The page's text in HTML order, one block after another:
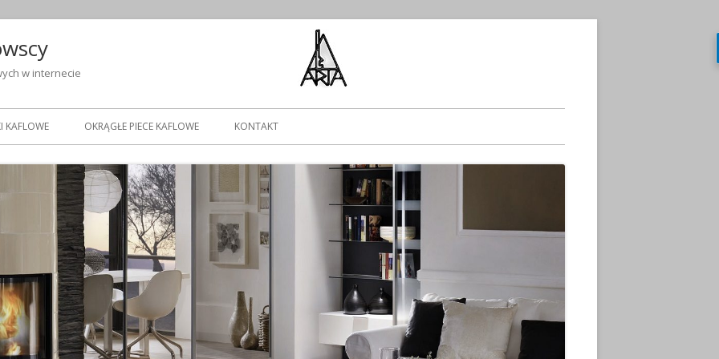
w internecie
KAFLOWE OKRĄGŁE PIECE KAFLOWE KONTAKT